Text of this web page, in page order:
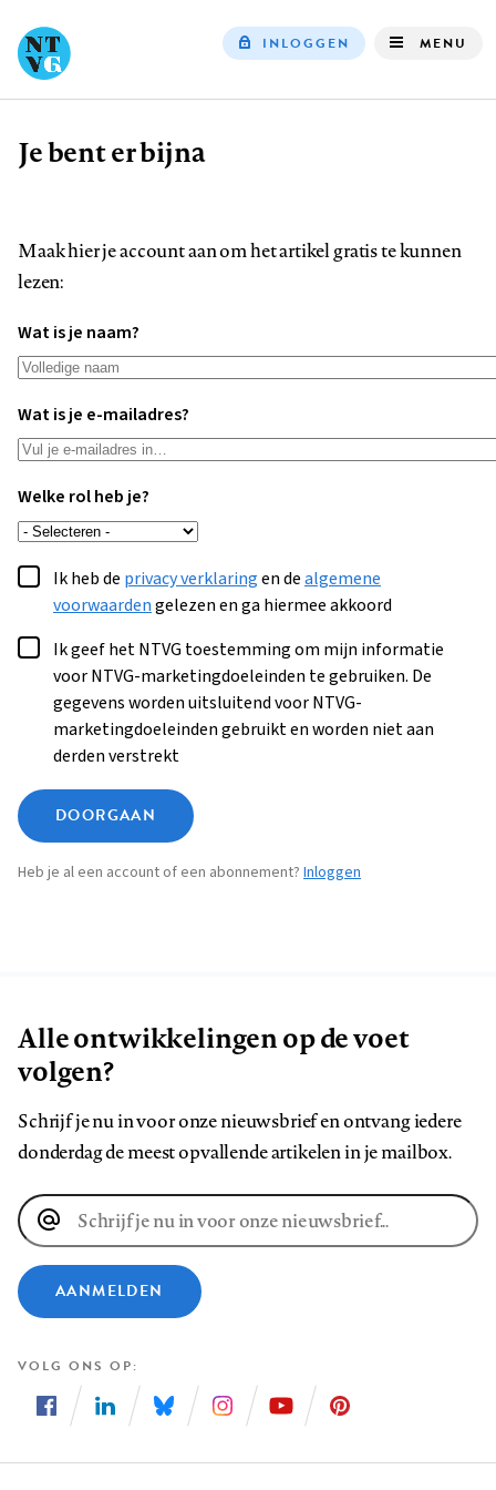
INLOGGEN MENU
Kruimelpad
Je bent er bijna
Maak hier je account aan om het artikel gratis te kunnen
lezen:
Wat is je naam?
Wat is je e-mailadres?
Welke rol heb je?
Ik heb de privacy verklaringen dealgemene
voorwaardengelezen en ga hiermee akkoord
Ik geef het NTVG toestemming om mijn informatie
voor NTVG-marketingdoeleinden te gebruiken. De
gegevens worden uitsluitend voor NTVG-
marketingdoeleinden gebruikt en worden niet aan
derden verstrekt
DOORGAAN
Heb je al een account of een abonnement? Inloggen
Alle ontwikkelingen op de voet
volgen?
Schrijf je nu in voor onze nieuwsbrief en ontvang iedere
donderdag de meest opvallende artikelen in je mailbox.
E-
mailadres
AANMELDEN
VOLG ONS OP
ons
ons
ons
ons
ons
ons